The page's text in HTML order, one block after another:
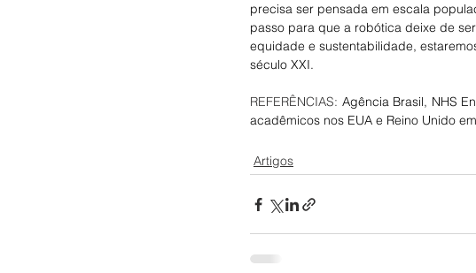
precisa ser pensada em escala
passo para que a robótica deixe de
equidade e sustentabilidade,
século XXI.
REFERÊNCIAS: Agência Brasil, NHS
acadêmicos nos EUA e Reino Unido
Artigos